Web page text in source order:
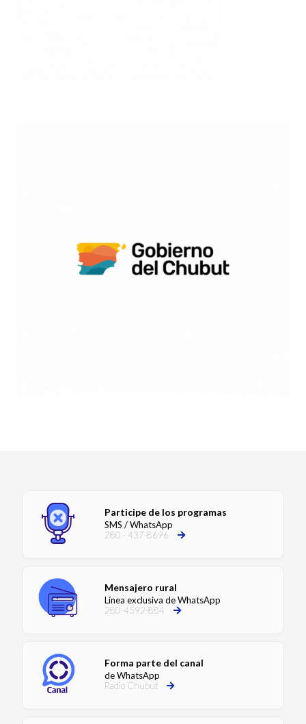
Participe de los programas
SMS / WhatsApp
280 - 437-8696
Mensajero rural
Línea exclusiva de WhatsApp
280-4592-884
Forma parte del canal
de WhatsApp
Radio Chubut